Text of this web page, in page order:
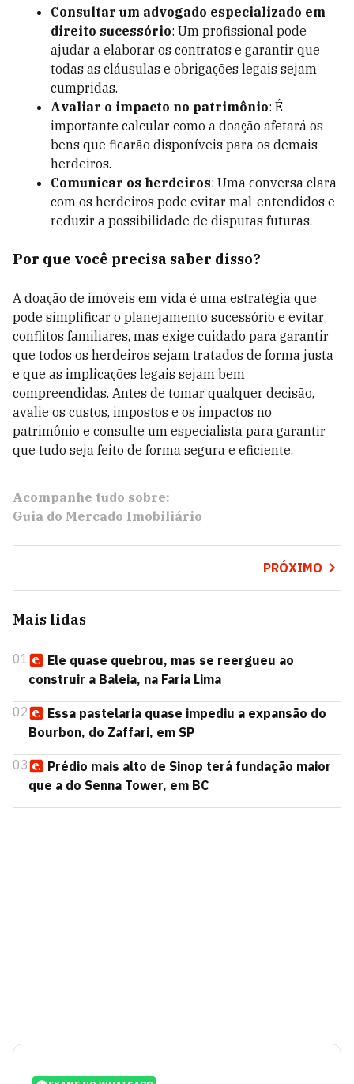
Consultar um advogado especializado em
direito sucessório: Um profissional pode
ajudar a elaborar os contratos e garantir que
todas as cláusulas e obrigações legais sejam
cumpridas.
Avaliar o impacto no patrimônio: É
importante calcular como a doação afetará os
bens que ficarão disponíveis para os demais
herdeiros.
Comunicar os herdeiros: Uma conversa clara
com os herdeiros pode evitar mal-entendidos e
reduzir a possibilidade de disputas futuras.
Por que você precisa saber disso?
A doação de imóveis em vida é uma estratégia que
pode simplificar o planejamento sucessório e evitar
conflitos familiares, mas exige cuidado para garantir
que todos os herdeiros sejam tratados de forma justa
e que as implicações legais sejam bem
compreendidas. Antes de tomar qualquer decisão,
avalie os custos, impostos e os impactos no
patrimônio e consulte um especialista para garantir
que tudo seja feito de forma segura e eficiente.
Acompanhe tudo sobre:
Guia do Mercado Imobiliário
PRÓXIMO
Mais lidas
01
Ele quase quebrou, mas se reergueu ao
construir a Baleia, na Faria Lima
02
Essa pastelaria quase impediu a expansão do
Bourbon, do Zaffari, em SP
03
Prédio mais alto de Sinop terá fundação maior
que a do Senna Tower, em BC